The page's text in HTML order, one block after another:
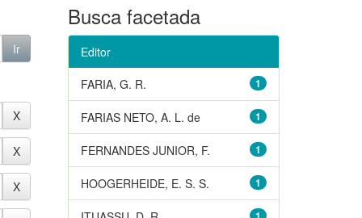
Busca facetada
Editor
1
FARIA, G. R.
1
FARIAS NETO, A. L. de
1
FERNANDES JUNIOR, F.
1
HOOGERHEIDE, E. S. S.